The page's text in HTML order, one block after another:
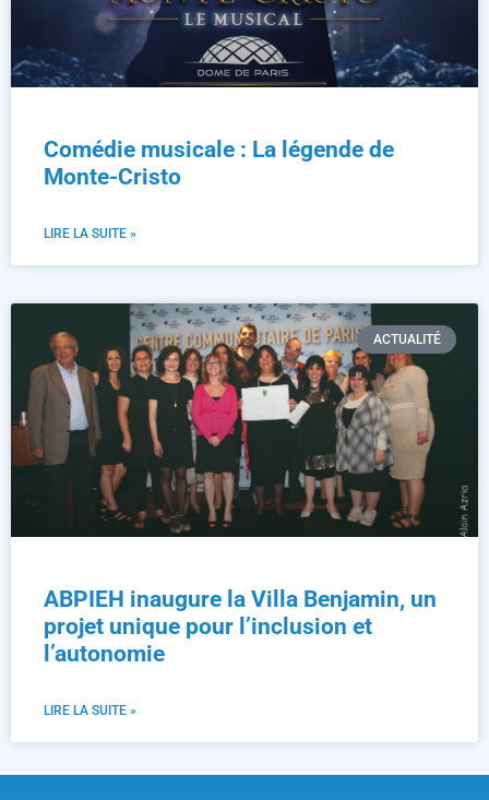
Comédie musicale : La légende de
Monte-Cristo
LIRE LA SUITE »
ACTUALITÉ
ABPIEH inaugure la Villa Benjamin, un
projet unique pour l’inclusion et
l’autonomie
LIRE LA SUITE »